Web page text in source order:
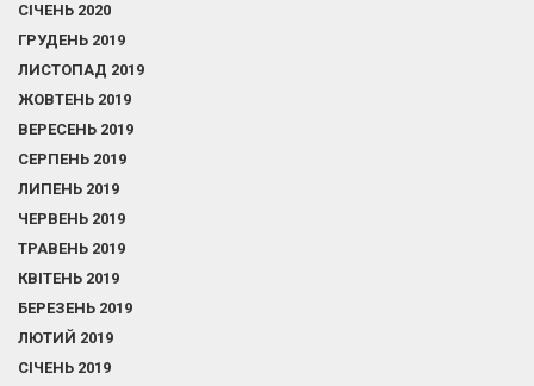
СІЧЕНЬ 2020
ГРУДЕНЬ 2019
ЛИСТОПАД 2019
ЖОВТЕНЬ 2019
ВЕРЕСЕНЬ 2019
СЕРПЕНЬ 2019
ЛИПЕНЬ 2019
ЧЕРВЕНЬ 2019
ТРАВЕНЬ 2019
КВІТЕНЬ 2019
БЕРЕЗЕНЬ 2019
ЛЮТИЙ 2019
СІЧЕНЬ 2019